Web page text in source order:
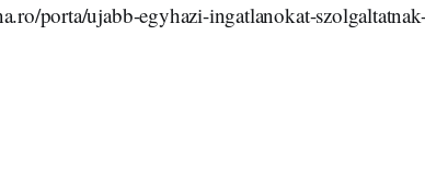
porta/ujabb-egyhazi-ingatlanokat-